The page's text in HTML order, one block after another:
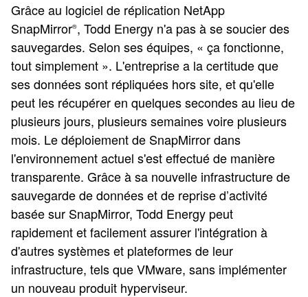
Grâce au logiciel de réplication NetApp
SnapMirror®, Todd Energy n'a pas à se soucier des
sauvegardes. Selon ses équipes, « ça fonctionne,
tout simplement ». L'entreprise a la certitude que
ses données sont répliquées hors site, et qu'elle
peut les récupérer en quelques secondes au lieu de
plusieurs jours, plusieurs semaines voire plusieurs
mois. Le déploiement de SnapMirror dans
l'environnement actuel s'est effectué de manière
transparente. Grâce à sa nouvelle infrastructure de
sauvegarde de données et de reprise d’activité
basée sur SnapMirror, Todd Energy peut
rapidement et facilement assurer l'intégration à
d'autres systèmes et plateformes de leur
infrastructure, tels que VMware, sans implémenter
un nouveau produit hyperviseur.